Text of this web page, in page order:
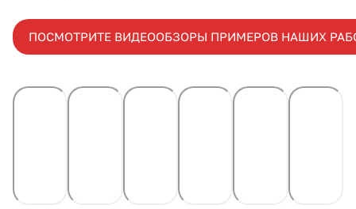
ПОСМОТРИТЕ ВИДЕООБЗОРЫ ПРИМЕРОВ НАШИХ